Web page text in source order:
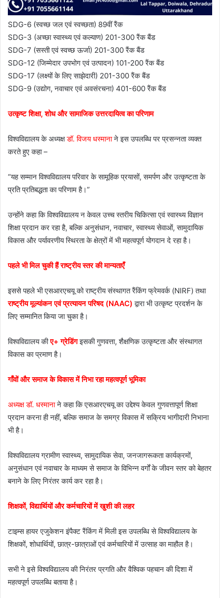
SDG-6 (स्वच्छ जल एवं स्वच्छता) 89वीं रैंक
SDG-3 (अच्छा स्वास्थ्य एवं कल्याण) 201-300 रैंक बैंड
SDG-7 (सस्ती एवं स्वच्छ ऊर्जा) 201-300 रैंक बैंड
SDG-12 (जिम्मेदार उपभोग एवं उत्पादन) 101-200 रैंक बैंड
SDG-17 (लक्ष्यों के लिए साझेदारी) 201-300 रैंक बैंड
SDG-9 (उद्योग, नवाचार एवं अवसंरचना) 401-600 रैंक बैंड
उत्कृष्ट शिक्षा, शोध और सामाजिक उत्तरदायित्व का परिणाम
विश्वविद्यालय के अध्यक्षडॉ. विजय धस्मानाने इस उपलब्धि पर प्रसन्नता व्यक्त
करते हुए कहा –
“यह सम्मान विश्वविद्यालय परिवार के सामूहिक प्रयासों, समर्पण और उत्कृष्टता के
प्रति प्रतिबद्धता का परिणाम है।”
उन्होंने कहा कि विश्वविद्यालय न केवल उच्च स्तरीय चिकित्सा एवं स्वास्थ्य विज्ञान
शिक्षा प्रदान कर रहा है, बल्कि अनुसंधान, नवाचार, स्वास्थ्य सेवाओं, सामुदायिक
विकास और पर्यावरणीय स्थिरता के क्षेत्रों में भी महत्वपूर्ण योगदान दे रहा है।
पहले भी मिल चुकी हैं राष्ट्रीय स्तर की मान्यताएँ
इससे पहले भी एसआरएचयू को राष्ट्रीय संस्थागत रैंकिंग फ्रेमवर्क (NIRF) तथा
राष्ट्रीय मूल्यांकन एवं प्रत्यायन परिषद (NAAC) द्वारा भी उत्कृष्ट प्रदर्शन के
लिए सम्मानित किया जा चुका है।
विश्वविद्यालय कीए+ ग्रेडिंगइसकी गुणवत्ता, शैक्षणिक उत्कृष्टता और संस्थागत
विकास का प्रमाण है।
गाँवों और समाज के विकास में निभा रहा महत्वपूर्ण भूमिका
अध्यक्ष डॉ. धस्मानाने कहा कि एसआरएचयू का उद्देश्य केवल गुणवत्तापूर्ण शिक्षा
प्रदान करना ही नहीं, बल्कि समाज के समग्र विकास में सक्रिय भागीदारी निभाना
भी है।
विश्वविद्यालय ग्रामीण स्वास्थ्य, सामुदायिक सेवा, जनजागरूकता कार्यक्रमों,
अनुसंधान एवं नवाचार के माध्यम से समाज के विभिन्न वर्गों के जीवन स्तर को बेहतर
बनाने के लिए निरंतर कार्य कर रहा है।
शिक्षकों, विद्यार्थियों और कर्मचारियों में खुशी की लहर
टाइम्स हायर एजुकेशन इंपैक्ट रैंकिंग में मिली इस उपलब्धि से विश्वविद्यालय के
शिक्षकों, शोधार्थियों, छात्र-छात्राओं एवं कर्मचारियों में उत्साह का माहौल है।
सभी ने इसे विश्वविद्यालय की निरंतर प्रगति और वैश्विक पहचान की दिशा में
महत्वपूर्ण उपलब्धि बताया है।